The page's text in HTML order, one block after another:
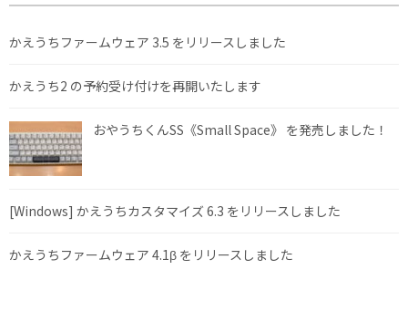
かえうちファームウェア 3.5 をリリースしました
かえうち2 の予約受け付けを再開いたします
おやうちくんSS《Small Space》 を発売しました！
[Windows] かえうちカスタマイズ 6.3 をリリースしました
かえうちファームウェア 4.1β をリリースしました